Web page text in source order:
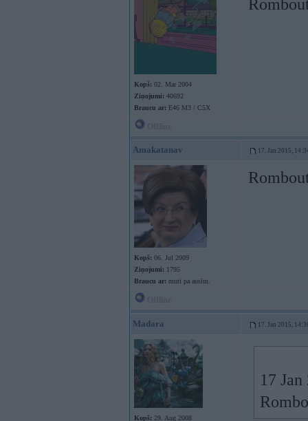
Kopš: 02. Mar 2004
Ziņojumi: 40692
Braucu ar: E46 M3 / C5X
Amakatanav 17. Jan 2015,
Kopš: 06. Jul 2009
Ziņojumi: 1795
Braucu ar: muti pa ausīm.
Madara 17. Jan 2015,
Kopš: 29. Aug 2008
17